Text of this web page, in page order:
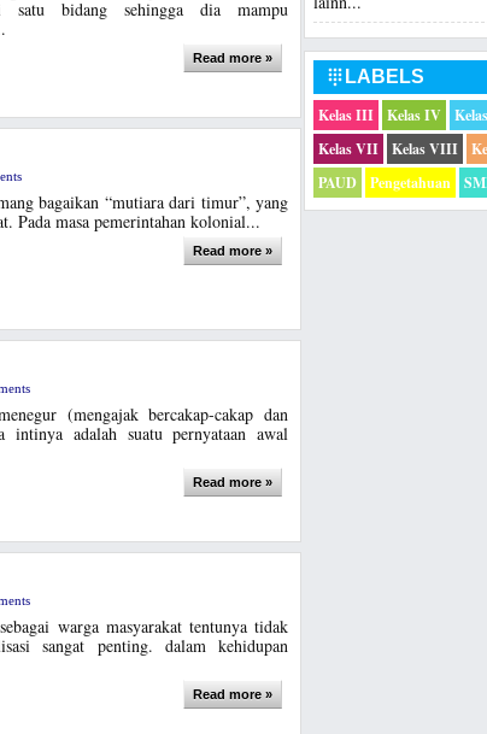
satu bidang sehingga dia mampu
Read more »
bagaikan “mutiara dari timur”, yang
Pada masa pemerintahan kolonial...
Read more »
(mengajak bercakap-cakap dan
intinya adalah suatu pernyataan awal
Read more »
warga masyarakat tentunya tidak
sangat penting. dalam kehidupan
Read more »
 LABELS
Kelas III
Kelas IV
Kelas VII
Kelas VIII
PAUD
Pengetahuan